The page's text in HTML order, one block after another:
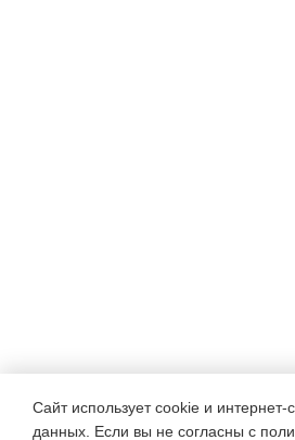
Сайт использует cookie и
данных. Если вы не согласны с